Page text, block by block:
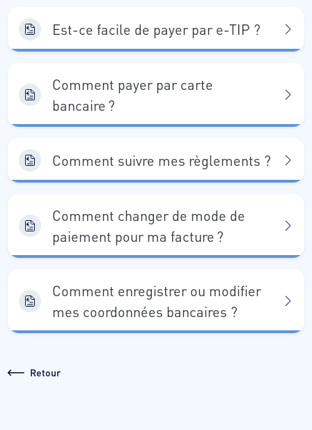
Est-ce facile de payer par e-TIP ?
Comment payer par carte
bancaire ?
Comment suivre mes règlements ?
Comment changer de mode de
paiement pour ma facture ?
Comment enregistrer ou modifier
mes coordonnées bancaires ?
Retour